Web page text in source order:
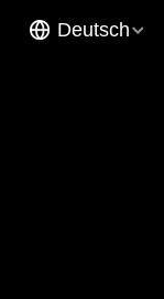
Deutsch